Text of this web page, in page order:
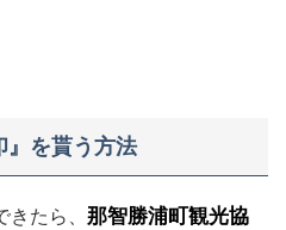
』を貰う方法
たら、 那智勝浦町観光協